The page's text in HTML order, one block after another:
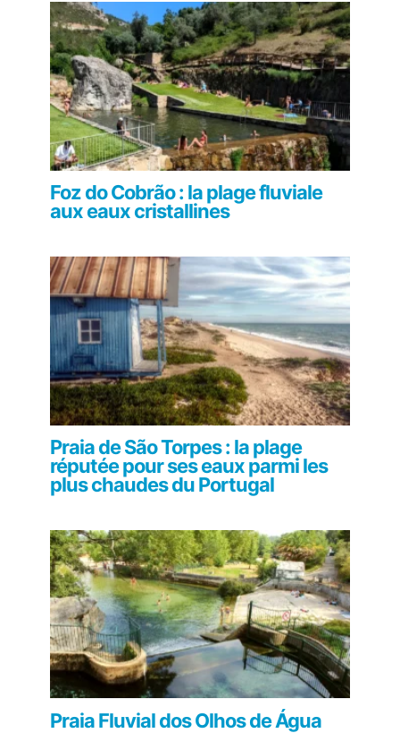
Foz do Cobrão : la plage fluviale
aux eaux cristallines
Praia de São Torpes : la plage
réputée pour ses eaux parmi les
plus chaudes du Portugal
Praia Fluvial dos Olhos de Água